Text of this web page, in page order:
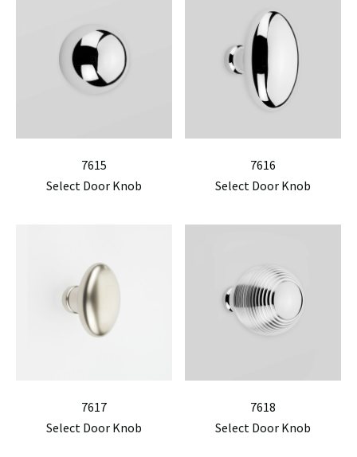
7615
Select Door Knob
7616
Select Door Knob
7617
Select Door Knob
7618
Select Door Knob